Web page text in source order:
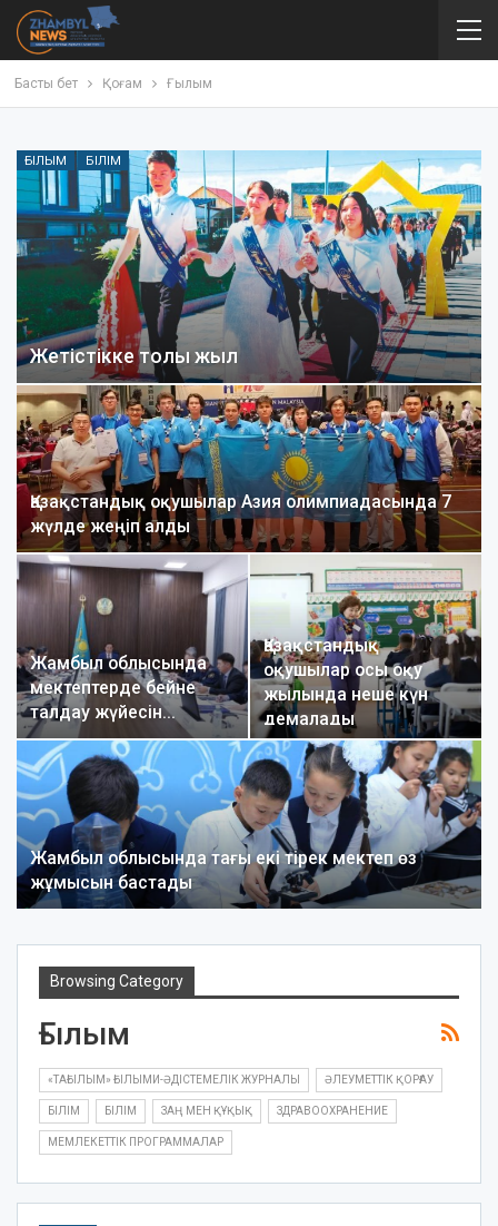
Басты бет Қоғам Ғылым
ҒЫЛЫМ БІЛІМ
Жетістікке толы жыл
Қазақстандық оқушылар Азия олимпиадасында 7
жүлде жеңіп алды
Жамбыл облысында
мектептерде бейне
талдау жүйесін…
Қазақстандық
оқушылар осы оқу
жылында неше күн
демалады
Жамбыл облысында тағы екі тірек мектеп өз
жұмысын бастады
Browsing Category
Ғылым
«ТАҒЫЛЫМ» ҒЫЛЫМИ-ӘДІСТЕМЕЛІК ЖУРНАЛЫ ӘЛЕУМЕТТІК ҚОРҒАУ
БІЛІМ БІЛІМ ЗАҢ МЕН ҚҰҚЫҚ ЗДРАВООХРАНЕНИЕ
МЕМЛЕКЕТТІК ПРОГРАММАЛАР